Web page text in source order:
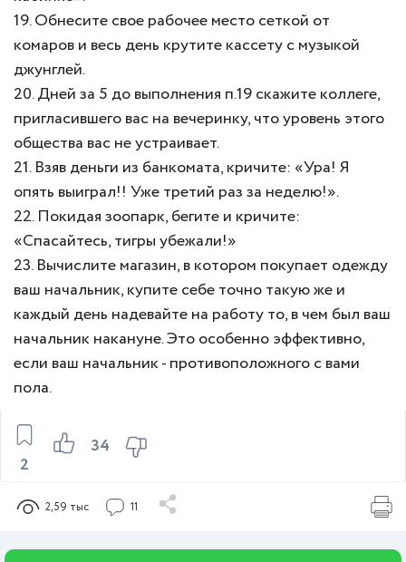
34
2
19. Обнесите свое рабочее место сеткой от
комаров и весь день крутите кассету с музыкой
джунглей.
20. Дней за 5 до выполнения п.19 скажите коллеге,
пригласившего вас на вечеринку, что уровень этого
общества вас не устраивает.
21. Взяв деньги из банкомата, кричите: «Ура! Я
опять выиграл!! Уже третий раз за неделю!».
22. Покидая зоопарк, бегите и кричите:
«Спасайтесь, тигры убежали!»
23. Вычислите магазин, в котором покупает одежду
ваш начальник, купите себе точно такую же и
каждый день надевайте на работу то, в чем был ваш
начальник накануне. Это особенно эффективно,
если ваш начальник - противоположного с вами
пола.
2,59 тыс 11